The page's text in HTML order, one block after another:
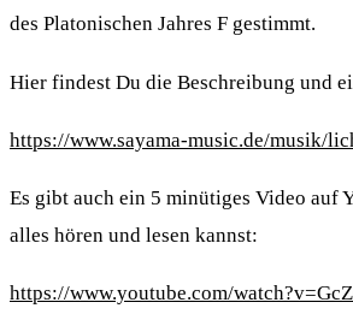
des Platonischen Jahres F gestimmt.
Hier findest Du die Beschreibung und
https://www.sayama-music.de/musik/
Es gibt auch ein 5 minütiges Video auf
alles hören und lesen kannst:
https://www.youtube.com/